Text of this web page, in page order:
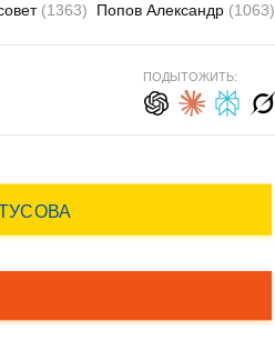
(1363) Попов Александр (1063)
ПОДЫТОЖИТЬ: